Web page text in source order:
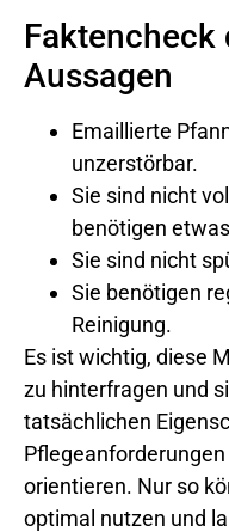
Faktencheck
Aussagen
Emaillierte
unzerstörbar.
Sie sind nicht
benötigen
Sie sind nicht
Sie benötigen
Reinigung.
Es ist wichtig, diese
zu hinterfragen und
tatsächlichen
orientieren. Nur so
optimal nutzen und